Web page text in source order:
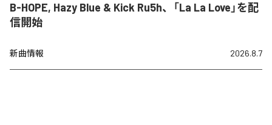
B-HOPE, Hazy Blue & Kick Ru5h、「La La Love」を配
信開始
新曲情報 2026.8.7